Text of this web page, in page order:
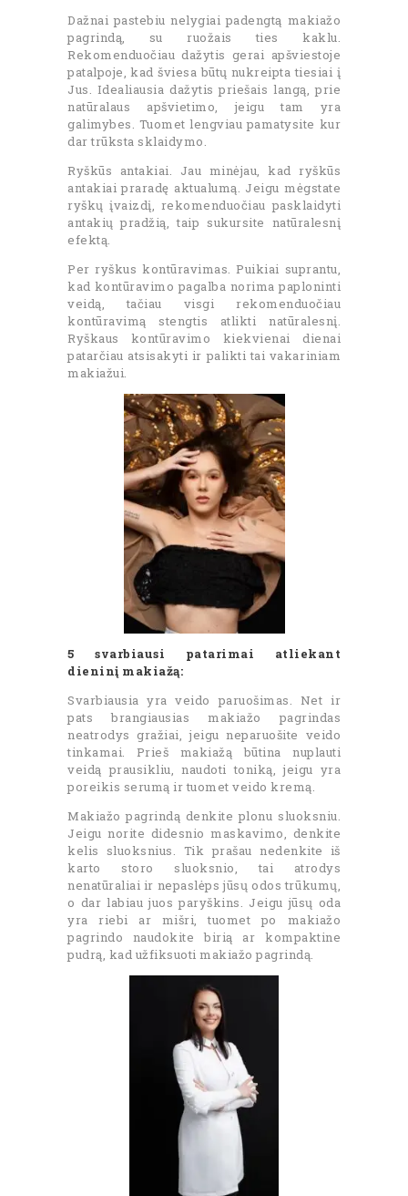
Dažnai pastebiu nelygiai padengtą makiažo
pagrindą, su ruožais ties kaklu.
Rekomenduočiau dažytis gerai apšviestoje
patalpoje, kad šviesa būtų nukreipta tiesiai į
Jus. Idealiausia dažytis priešais langą, prie
natūralaus apšvietimo, jeigu tam yra
galimybes. Tuomet lengviau pamatysite kur
dar trūksta sklaidymo.
Ryškūs antakiai. Jau minėjau, kad ryškūs
antakiai praradę aktualumą. Jeigu mėgstate
ryškų įvaizdį, rekomenduočiau pasklaidyti
antakių pradžią, taip sukursite natūralesnį
efektą.
Per ryškus kontūravimas. Puikiai suprantu,
kad kontūravimo pagalba norima paploninti
veidą, tačiau visgi rekomenduočiau
kontūravimą stengtis atlikti natūralesnį.
Ryškaus kontūravimo kiekvienai dienai
patarčiau atsisakyti ir palikti tai vakariniam
makiažui.
5 svarbiausi patarimai atliekant
dieninį makiažą:
Svarbiausia yra veido paruošimas. Net ir
pats brangiausias makiažo pagrindas
neatrodys gražiai, jeigu neparuošite veido
tinkamai. Prieš makiažą būtina nuplauti
veidą prausikliu, naudoti toniką, jeigu yra
poreikis serumą ir tuomet veido kremą.
Makiažo pagrindą denkite plonu sluoksniu.
Jeigu norite didesnio maskavimo, denkite
kelis sluoksnius. Tik prašau nedenkite iš
karto storo sluoksnio, tai atrodys
nenatūraliai ir nepaslėps jūsų odos trūkumų,
o dar labiau juos paryškins. Jeigu jūsų oda
yra riebi ar mišri, tuomet po makiažo
pagrindo naudokite birią ar kompaktine
pudrą, kad užfiksuoti makiažo pagrindą.